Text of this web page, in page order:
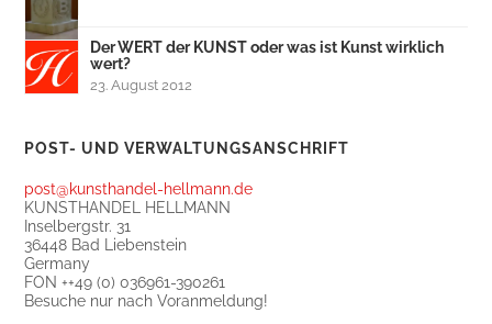
Der WERT der KUNST oder was ist Kunst wirklich
wert?
23. August 2012
POST- UND VERWALTUNGSANSCHRIFT
post@kunsthandel-hellmann.de
KUNSTHANDEL HELLMANN
Inselbergstr. 31
36448 Bad Liebenstein
Germany
FON ++49 (0) 036961-390261
Besuche nur nach Voranmeldung!